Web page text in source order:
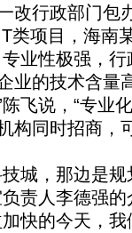
改行政部门包
类项目，海南
业性极强，
业的技术含量
飞说，“专业
同时招商，
，那边是规
责人李德强的
快的今天，